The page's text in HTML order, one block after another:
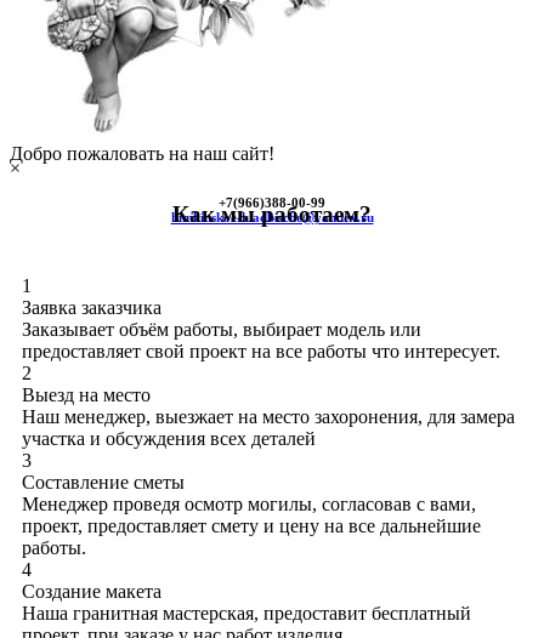
Добро пожаловать на наш сайт!
+7(966)388-00-99
himkinskoe-kladbische@yandex.ru
×
Как мы работаем?
1
Заявка заказчика
Заказывает объём работы, выбирает модель или
предоставляет свой проект на все работы что интересует.
2
Выезд на место
Наш менеджер, выезжает на место захоронения, для замера
участка и обсуждения всех деталей
3
Составление сметы
Менеджер проведя осмотр могилы, согласовав с вами,
проект, предоставляет смету и цену на все дальнейшие
работы.
4
Создание макета
Наша гранитная мастерская, предоставит бесплатный